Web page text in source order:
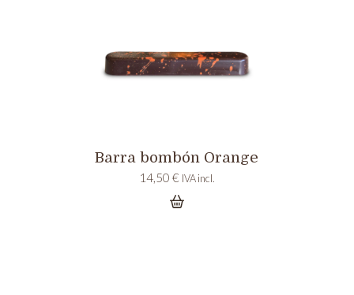
Barra bombón Orange
14,50 € IVA incl.